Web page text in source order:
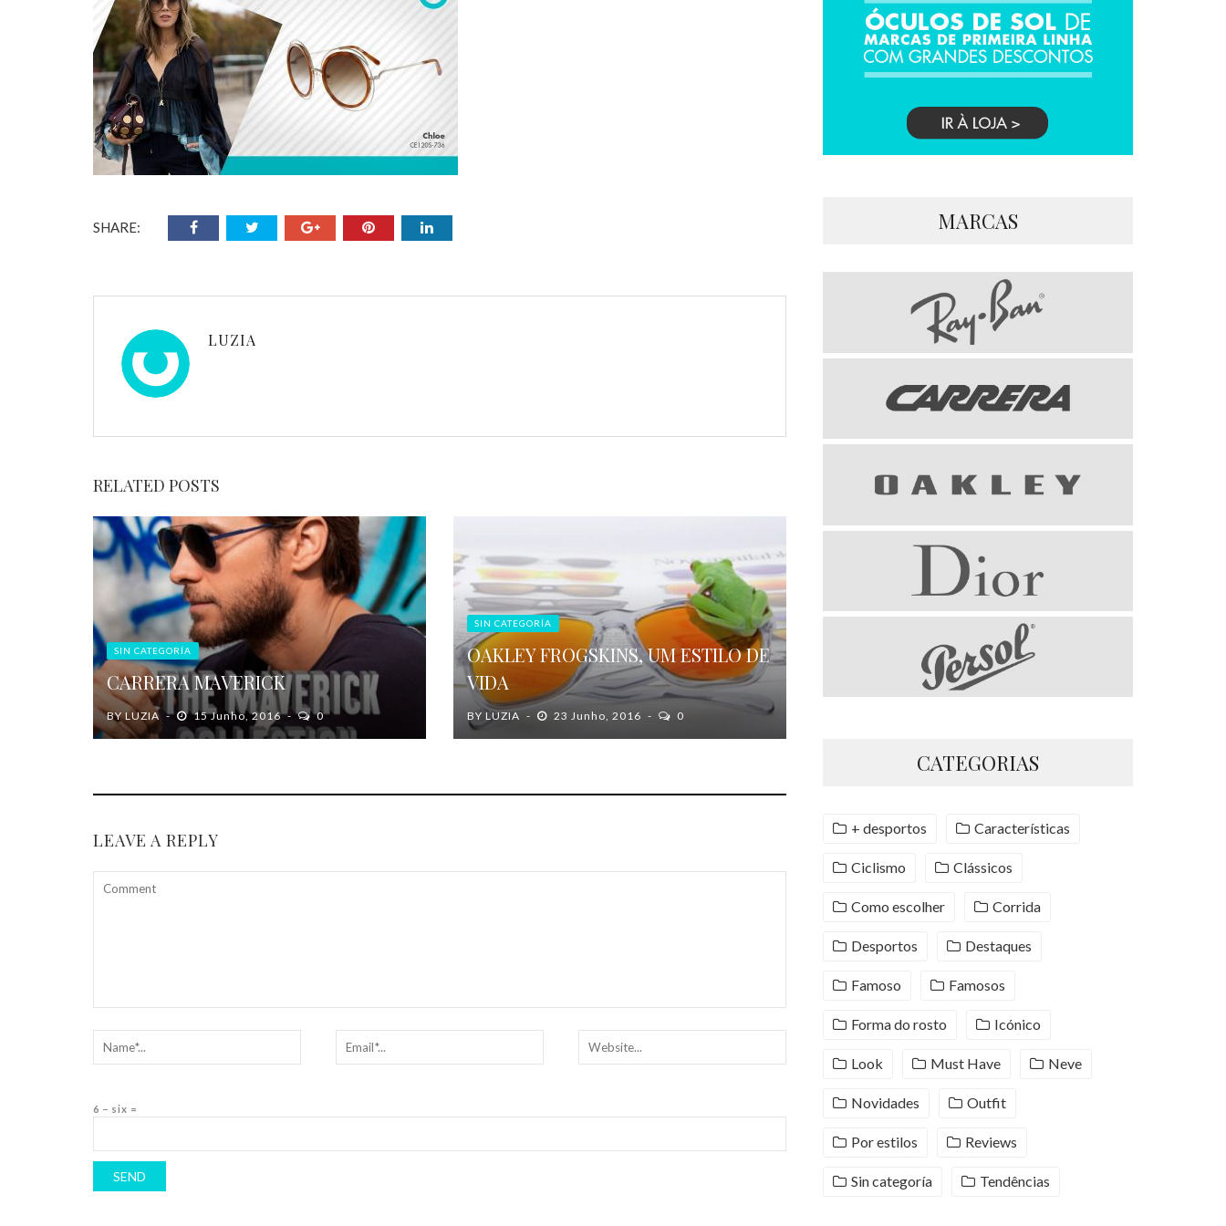
SHARE:
LUZIA
RELATED POSTS
SIN CATEGORÍA
CARRERA MAVERICK
BYLUZIA 15 Junho, 2016 0
SIN CATEGORÍA
OAKLEY FROGSKINS, UM ESTILO DE
VIDA
BYLUZIA 23 Junho, 2016 0
LEAVE A REPLY
6 − six =
MARCAS
CATEGORIAS
+ desportos Características
Ciclismo Clássicos
Como escolher Corrida
Desportos Destaques
Famoso Famosos
Forma do rosto Icónico
Look Must Have Neve
Novidades Outfit
Por estilos Reviews
Sin categoría Tendências